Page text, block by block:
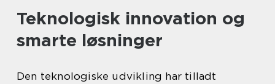
Teknologisk innovation og
smarte løsninger
Den teknologiske udvikling har tilladt